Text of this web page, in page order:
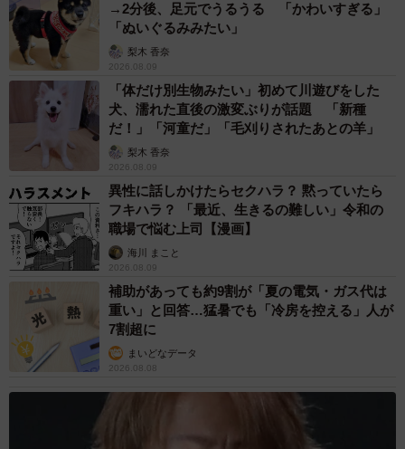
→2分後、足元でうるうる 「かわいすぎる」
「ぬいぐるみみたい」
梨木 香奈
2026.08.09
「体だけ別生物みたい」初めて川遊びをした
犬、濡れた直後の激変ぶりが話題 「新種
だ！」「河童だ」「毛刈りされたあとの羊」
梨木 香奈
2026.08.09
異性に話しかけたらセクハラ？ 黙っていたら
フキハラ？ 「最近、生きるの難しい」令和の
職場で悩む上司【漫画】
海川 まこと
2026.08.09
補助があっても約9割が「夏の電気・ガス代は
重い」と回答…猛暑でも「冷房を控える」人が
7割超に
まいどなデータ
2026.08.08